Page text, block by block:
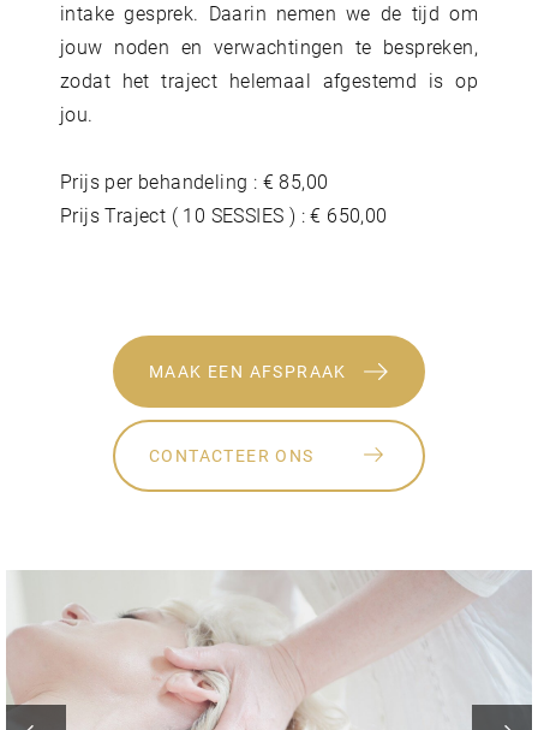
intake gesprek. Daarin nemen we de tijd om
jouw noden en verwachtingen te bespreken,
zodat het traject helemaal afgestemd is op
jou.
Prijs per behandeling : € 85,00
Prijs Traject ( 10 SESSIES ) : € 650,00
MAAK EEN AFSPRAAK
CONTACTEER ONS